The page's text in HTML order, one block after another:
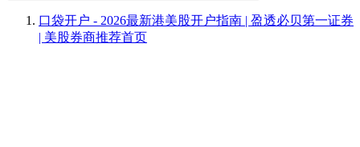
口袋开户 - 2026最新港美股开户指南 | 盈透必贝第一证券
| 美股券商推荐首页